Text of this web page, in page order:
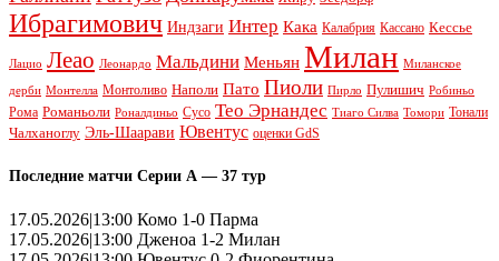
Ибрагимович Индзаги Интер Кака Калабрия Кассано Кессье
Лацио Леао Леонардо Мальдини Меньян Милан Миланское
дерби Монтелла Монтоливо Наполи Пато Пиоли Пирло Пулишич Робиньо
Рома Романьоли Роналдиньо Сусо Тео Эрнандес Тиаго Силва Томори Тонали
Чалханоглу Эль-Шаарави Ювентус оценки GdS
Последние матчи Серии А — 37 тур
17.05.2026|13:00 Комо 1-0 Парма
17.05.2026|13:00 Дженоа 1-2 Милан